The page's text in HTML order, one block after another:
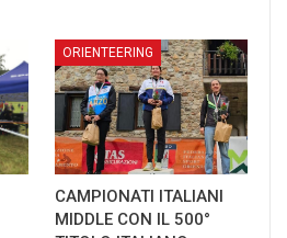
ORIENTEERING
CAMPIONATI ITALIANI
MIDDLE CON IL 500°